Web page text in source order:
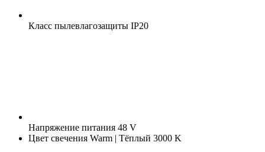
Класс пылевлагозащиты IP20
Напряжение питания 48 V
Цвет свечения Warm | Тёплый 3000 K